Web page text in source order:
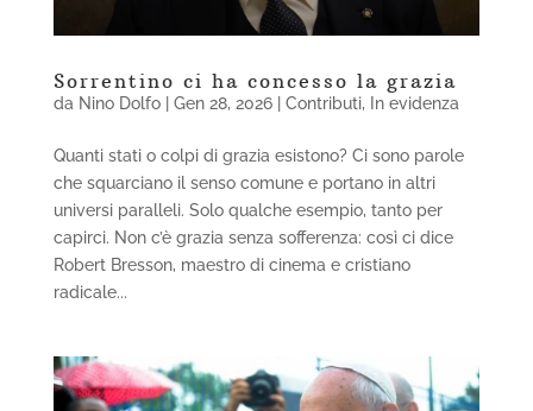
Sorrentino ci ha concesso la grazia
da Nino Dolfo| Gen 28, 2026| Contributi, In evidenza
Quanti stati o colpi di grazia esistono? Ci sono parole
che squarciano il senso comune e portano in altri
universi paralleli. Solo qualche esempio, tanto per
capirci. Non c’è grazia senza sofferenza: così ci dice
Robert Bresson, maestro di cinema e cristiano
radicale...